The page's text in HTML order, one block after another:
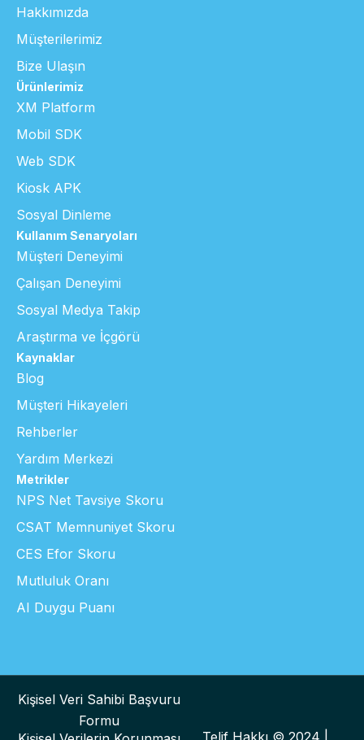
Hakkımızda
Müşterilerimiz
Bize Ulaşın
Ürünlerimiz
XM Platform
Mobil SDK
Web SDK
Kiosk APK
Sosyal Dinleme
Kullanım Senaryoları
Müşteri Deneyimi
Çalışan Deneyimi
Sosyal Medya Takip
Araştırma ve İçgörü
Kaynaklar
Blog
Müşteri Hikayeleri
Rehberler
Yardım Merkezi
Metrikler
NPS Net Tavsiye Skoru
CSAT Memnuniyet Skoru
CES Efor Skoru
Mutluluk Oranı
AI Duygu Puanı
Kişisel Veri Sahibi Başvuru
Formu